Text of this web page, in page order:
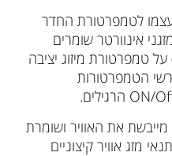
לטמפרטורת החדר
אינוורטר שומרים
טמפרטורת מיזוג יציבה
הטמפרטורות
את האוויר ושומרת
מזג אוויר קיצוניים